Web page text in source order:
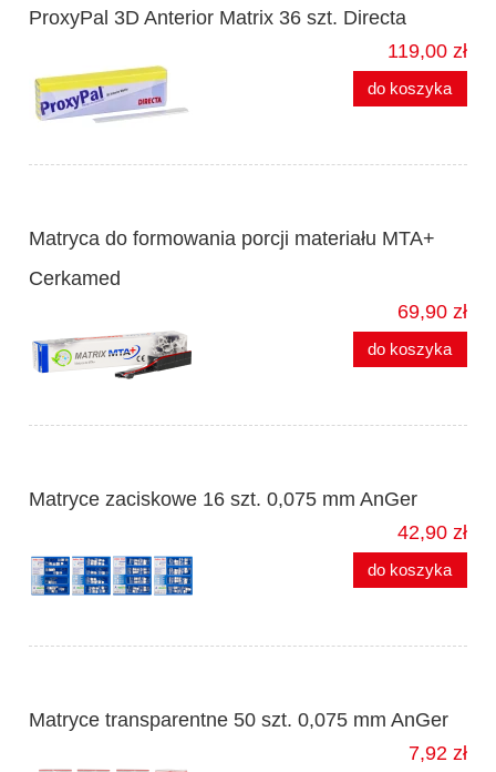
ProxyPal 3D Anterior Matrix 36 szt. Directa
119,00 zł
do koszyka
Matryca do formowania porcji materiału MTA+
Cerkamed
69,90 zł
do koszyka
Matryce zaciskowe 16 szt. 0,075 mm AnGer
42,90 zł
do koszyka
Matryce transparentne 50 szt. 0,075 mm AnGer
7,92 zł